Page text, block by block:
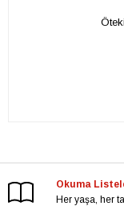
Okuma
Her yaşa, her